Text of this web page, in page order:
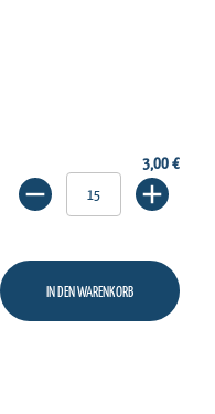
3,00 €
IN DEN WARENKORB